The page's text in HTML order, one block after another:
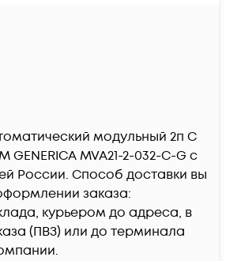
модульный 2п C
GENERICA MVA21-2-032-C-G c
России. Способ доставки вы
заказа:
курьером до адреса, в
(ПВЗ) или до терминала